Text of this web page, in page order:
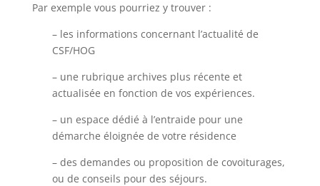
Par exemple vous pourriez y trouver :
– les informations concernant l’actualité de
CSF/HOG
– une rubrique archives plus récente et
actualisée en fonction de vos expériences.
– un espace dédié à l’entraide pour une
démarche éloignée de votre résidence
– des demandes ou proposition de covoiturages,
ou de conseils pour des séjours.